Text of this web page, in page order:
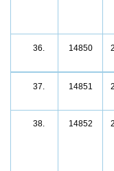
36. 14850
37. 14851
38. 14852